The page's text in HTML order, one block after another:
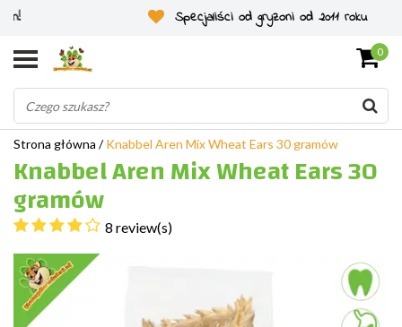
Specjaliści od gryzoni od 2011 roku
0
Strona główna /Knabbel Aren Mix Wheat Ears 30 gramów
Knabbel Aren Mix Wheat Ears 30
gramów
8 review(s)